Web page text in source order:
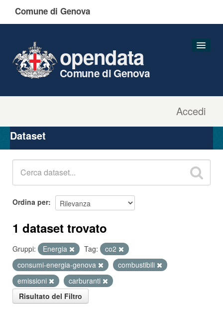
Comune di Genova
Accedi
opendata
Comune di Genova
Organizzazioni
Gruppi
Dataset
Ordina per
1 dataset trovato
Gruppi: Energia Tag:
co2
consumi-energia-genova
combustibili
emissioni
carburanti
Risultato del Filtro